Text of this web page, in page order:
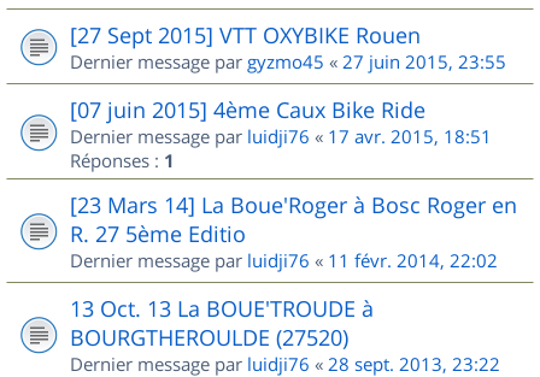
[27 Sept 2015] VTT OXYBIKE Rouen
Dernier message par gyzmo45 « 27 juin 2015, 23:55
[07 juin 2015] 4ème Caux Bike Ride
Dernier message par luidji76 « 17 avr. 2015, 18:51
Réponses : 1
[23 Mars 14] La Boue'Roger à Bosc Roger en
R. 27 5ème Editio
Dernier message par luidji76 « 11 févr. 2014, 22:02
13 Oct. 13 La BOUE'TROUDE à
BOURGTHEROULDE (27520)
Dernier message par luidji76 « 28 sept. 2013, 23:22